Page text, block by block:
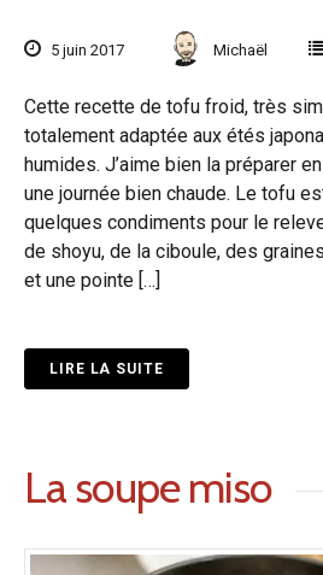
5 juin 2017 Michaël
Cette recette de tofu froid, très
totalement adaptée aux étés
humides. J’aime bien la préparer
une journée bien chaude. Le tofu
quelques condiments pour le
de shoyu, de la ciboule, des
et une pointe […]
LIRE LA SUITE
La soupe miso